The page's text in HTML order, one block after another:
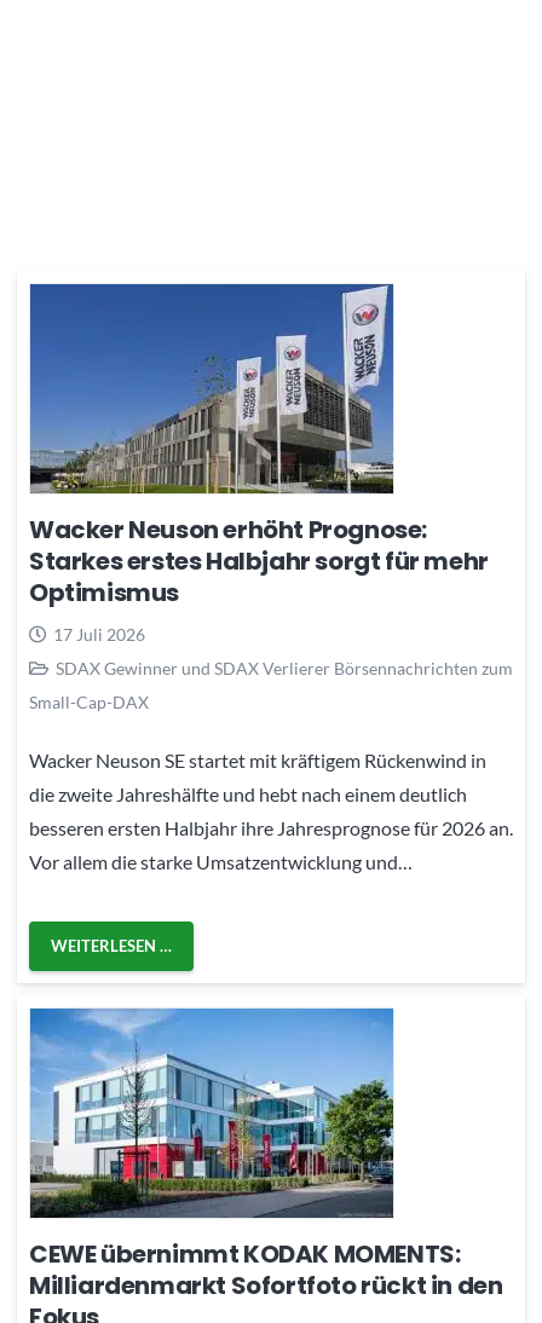
Wacker Neuson erhöht Prognose:
Starkes erstes Halbjahr sorgt für mehr
Optimismus
17 Juli 2026
SDAX Gewinner und SDAX Verlierer Börsennachrichten zum
Small-Cap-DAX
Wacker Neuson SE startet mit kräftigem Rückenwind in
die zweite Jahreshälfte und hebt nach einem deutlich
besseren ersten Halbjahr ihre Jahresprognose für 2026 an.
Vor allem die starke Umsatzentwicklung und…
WEITERLESEN …
CEWE übernimmt KODAK MOMENTS:
Milliardenmarkt Sofortfoto rückt in den